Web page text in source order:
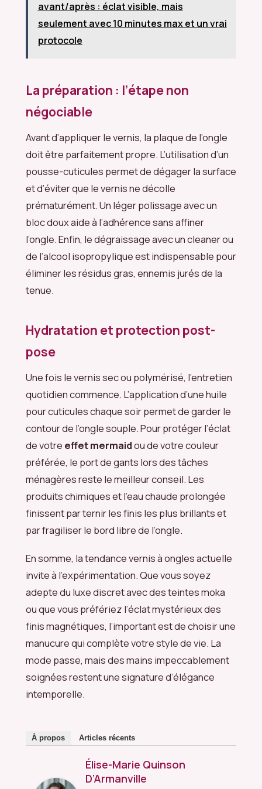
avant/après : éclat visible, mais
seulement avec 10 minutes max et un vrai
protocole
La préparation : l’étape non
négociable
Avant d’appliquer le vernis, la plaque de l’ongle
doit être parfaitement propre. L’utilisation d’un
pousse-cuticules permet de dégager la surface
et d’éviter que le vernis ne décolle
prématurément. Un léger polissage avec un
bloc doux aide à l’adhérence sans affiner
l’ongle. Enfin, le dégraissage avec un cleaner ou
de l’alcool isopropylique est indispensable pour
éliminer les résidus gras, ennemis jurés de la
tenue.
Hydratation et protection post-
pose
Une fois le vernis sec ou polymérisé, l’entretien
quotidien commence. L’application d’une huile
pour cuticules chaque soir permet de garder le
contour de l’ongle souple. Pour protéger l’éclat
de votre effet mermaidou de votre couleur
préférée, le port de gants lors des tâches
ménagères reste le meilleur conseil. Les
produits chimiques et l’eau chaude prolongée
finissent par ternir les finis les plus brillants et
par fragiliser le bord libre de l’ongle.
En somme, la tendance vernis à ongles actuelle
invite à l’expérimentation. Que vous soyez
adepte du luxe discret avec des teintes moka
ou que vous préfériez l’éclat mystérieux des
finis magnétiques, l’important est de choisir une
manucure qui complète votre style de vie. La
mode passe, mais des mains impeccablement
soignées restent une signature d’élégance
intemporelle.
À propos Articles récents
Élise-Marie Quinson
D’Armanville